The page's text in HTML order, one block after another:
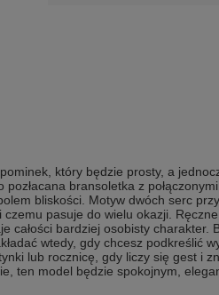
który będzie prosty, a
pozłacana bransoletka z
bliskości. Motyw dwóch serc
czemu pasuje do wielu okazji.
całości bardziej osobisty charakter.
wtedy, gdy chcesz podkreślić
lub rocznicę, gdy liczy się gest i
ten model będzie spokojnym,